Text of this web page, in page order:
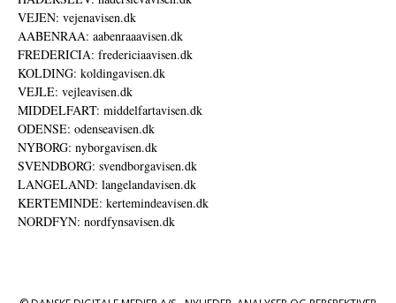
VEJEN: vejenavisen.dk
AABENRAA: aabenraaavisen.dk
FREDERICIA: fredericiaavisen.dk
KOLDING: koldingavisen.dk
VEJLE: vejleavisen.dk
MIDDELFART: middelfartavisen.dk
ODENSE: odenseavisen.dk
NYBORG: nyborgavisen.dk
SVENDBORG: svendborgavisen.dk
LANGELAND: langelandavisen.dk
KERTEMINDE: kertemindeavisen.dk
NORDFYN: nordfynsavisen.dk